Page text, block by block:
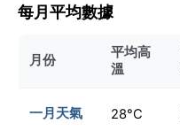
每月平均數據
月份
平均高
溫
一月天氣 28°C